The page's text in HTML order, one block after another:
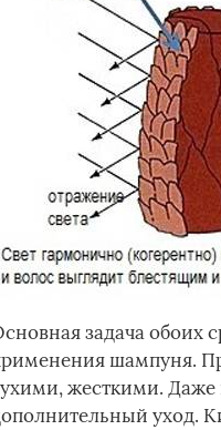
задача обоих
шампуня.
жесткими.
уход.